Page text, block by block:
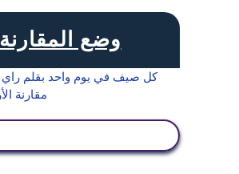
وضع المقارنة